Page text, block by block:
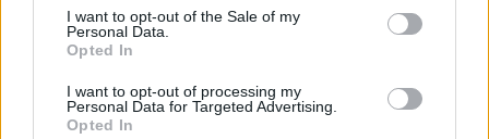
consent section.
I want to opt-out of the Sale of my
Personal Data.
Opted In
I want to opt-out of processing my
Personal Data for Targeted Advertising.
Opted In